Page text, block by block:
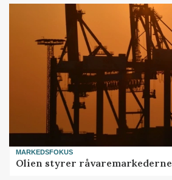
MARKEDSFOKUS
Olien styrer råvaremarkederne